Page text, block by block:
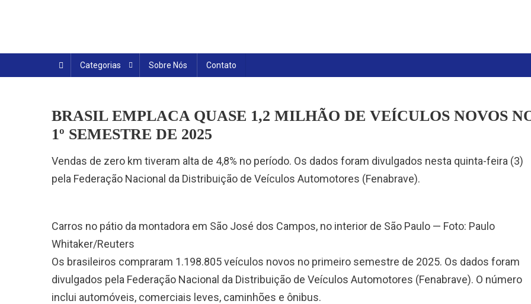
Categorias Sobre Nós Contato
BRASIL EMPLACA QUASE 1,2 MILHÃO DE VEÍCULOS NOVOS
1º SEMESTRE DE 2025
Vendas de zero km tiveram alta de 4,8% no período. Os dados foram divulgados nesta quinta-feira (3)
pela Federação Nacional da Distribuição de Veículos Automotores (Fenabrave).
Carros no pátio da montadora em São José dos Campos, no interior de São Paulo — Foto: Paulo
Whitaker/Reuters
Os brasileiros compraram 1.198.805 veículos novos no primeiro semestre de 2025. Os dados foram
divulgados pela Federação Nacional da Distribuição de Veículos Automotores (Fenabrave). O número
inclui automóveis, comerciais leves, caminhões e ônibus.